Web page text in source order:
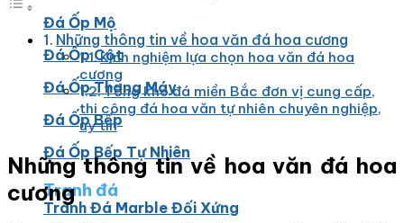
Đá Ốp Mộ
Đá Ốp Cột
Đá Ốp Thang Máy
Đá Ốp Bếp
Đá Ốp Bếp Tự Nhiên
Tranh đá
Tranh Đá Marble Đối Xứng
Những thông tin về hoa văn đá hoa cương
Kinh nghiệm lựa chọn hoa văn đá hoa
cương
Tổng kho đá miền Bắc đơn vị cung cấp,
thi công đá hoa văn tự nhiên chuyên nghiệp,
uy tín
Những thông tin về hoa văn đá hoa
cương